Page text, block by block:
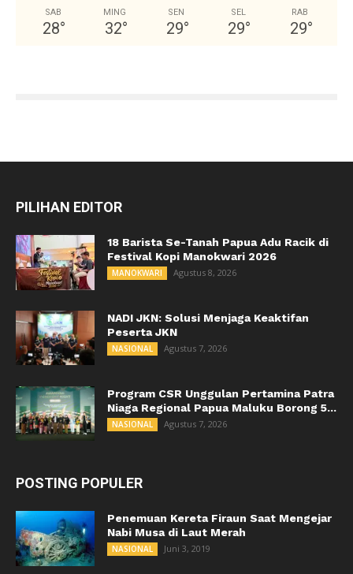
SAB
28°
MING
32°
SEN
29°
SEL
29°
RAB
29°
PILIHAN EDITOR
18 Barista Se-Tanah Papua Adu Racik di
Festival Kopi Manokwari 2026
MANOKWARI Agustus 8, 2026
NADI JKN: Solusi Menjaga Keaktifan
Peserta JKN
NASIONAL Agustus 7, 2026
Program CSR Unggulan Pertamina Patra
Niaga Regional Papua Maluku Borong 5...
NASIONAL Agustus 7, 2026
POSTING POPULER
Penemuan Kereta Firaun Saat Mengejar
Nabi Musa di Laut Merah
NASIONAL Juni 3, 2019